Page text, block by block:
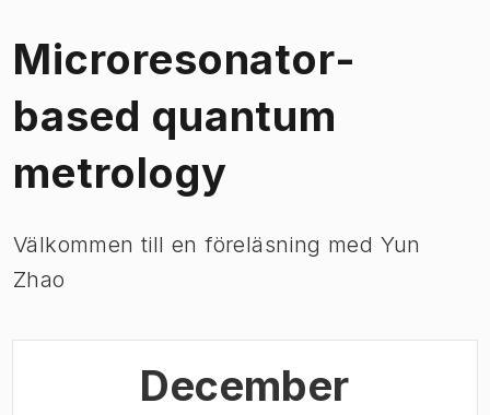
Microresonator-
based quantum
metrology
Välkommen till en föreläsning med Yun
Zhao
December